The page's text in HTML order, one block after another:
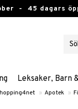
- 45 dagars
Leksaker, Barn
» Apotek »